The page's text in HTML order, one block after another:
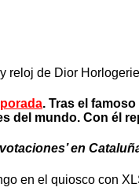
reloj de Dior Horlogerie
. Tras el
del mundo. Con él
en
en el quiosco con